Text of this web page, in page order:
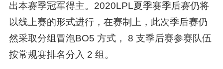
出本赛季冠军得主。2020LPL夏季赛季后赛仍将
以线上赛的形式进行，在赛制上，此次季后赛仍
然采取分组冒泡BO5 方式， 8 支季后赛参赛队伍
按常规赛排名分入 2 组。